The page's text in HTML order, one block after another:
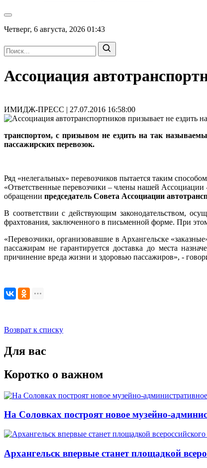
Четверг, 6 августа, 2026 01:43
Ассоциация
ИМИДЖ-ПРЕСС | 27.07.2016 16:58:00
транспортом, с призывом не ездить на так
пассажирских перевозок.
Ряд «нелегальных» перевозчиков пытается таким
«Ответственные перевозчики – члены нашей Ассоциации
обращении председатель Совета Ассоциации
В соответствии с действующим законодательством,
фрахтования, заключенного в письменной форме. При
«Перевозчики, организовавшие в Архангельске
пассажирам не гарантируется доставка до места
причинение вреда жизни и здоровью пассажиров», -
Возврат к списку
Для вас
Коротко о важном
На Соловках построят новое музейно-
Архангельск впервые станет площадкой